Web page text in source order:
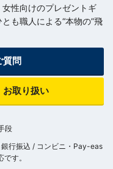
性向けのプレゼントギ
も職人による“本物の”飛
質問
取り扱い
行振込 / コンビニ・Pay-eas
す。